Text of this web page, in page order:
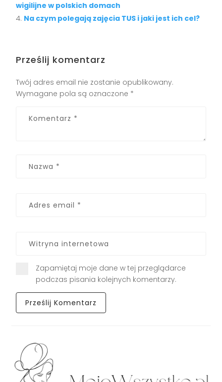
wigilijne w polskich domach
Na czym polegają zajęcia TUS i jaki jest ich cel?
Prześlij komentarz
Twój adres email nie zostanie opublikowany.
Wymagane pola są oznaczone *
Zapamiętaj moje dane w tej przeglądarce
podczas pisania kolejnych komentarzy.